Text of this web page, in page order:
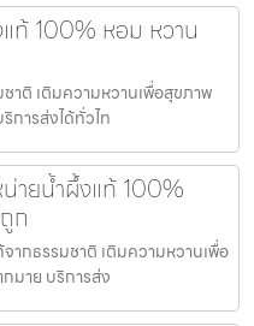
ท้ 100% หอม หวาน
าติ เติมความหวานเพื่อสุขภาพ
การส่งได้ทั่วไท
ายน้ำผึ้งแท้ 100%
ก
ากธรรมชาติ เติมความหวานเพื่อ
มาย บริการส่ง